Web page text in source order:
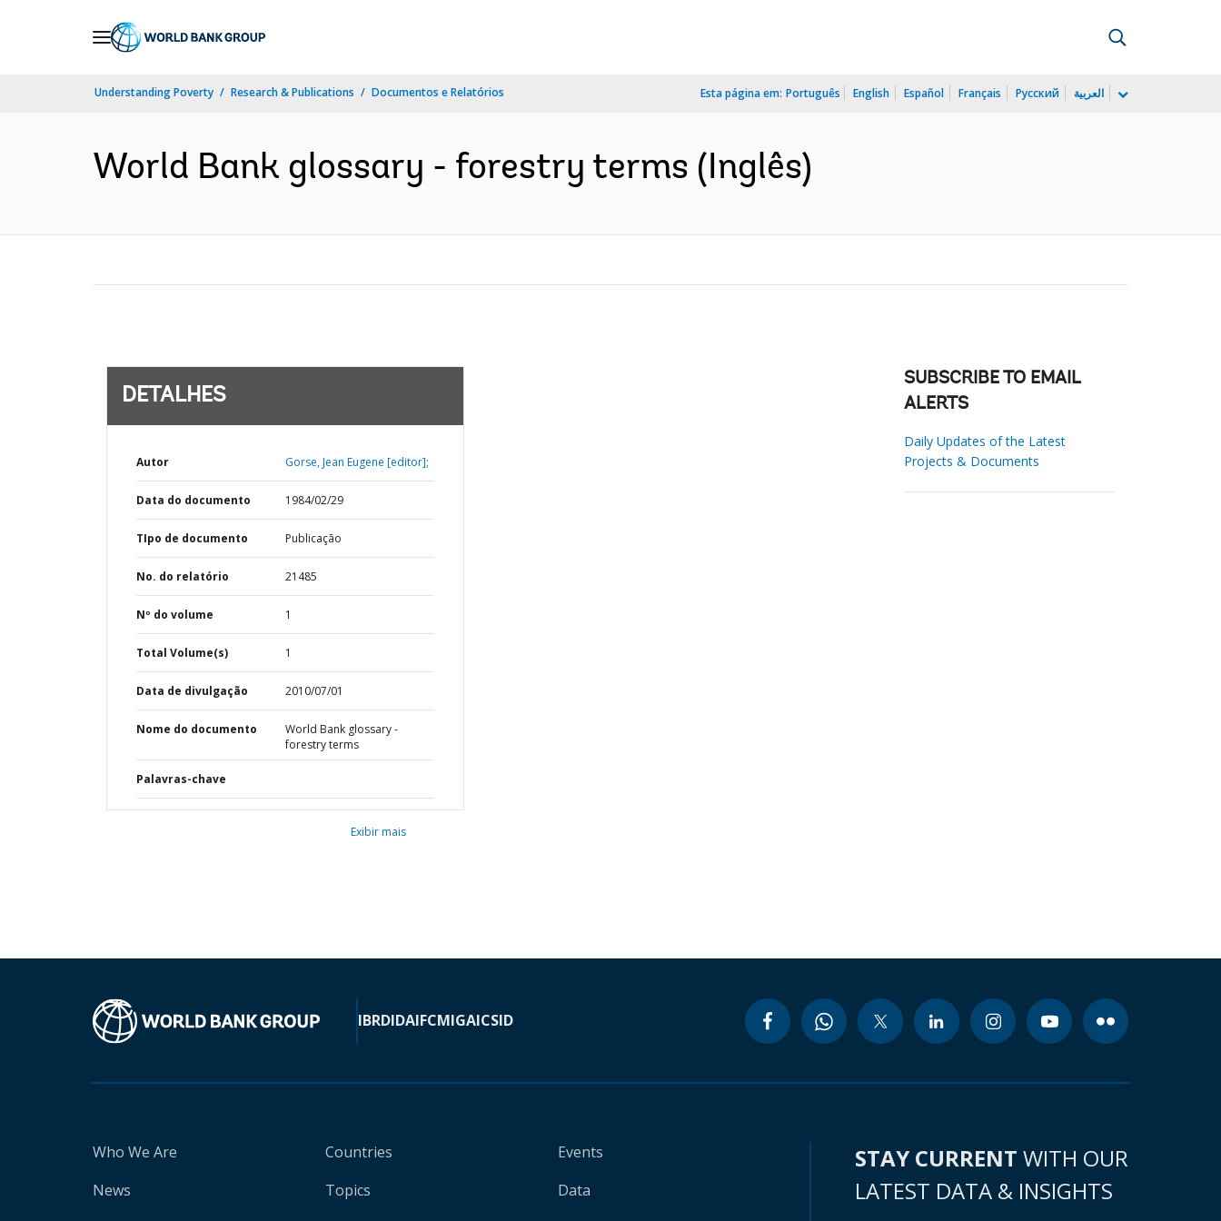
Understanding Poverty Research & Publications Documentos e Relatórios Esta página em: Português English Español Français Русский العربية
World Bank glossary - forestry terms (Inglês)
DETALHES
Autor Gorse, Jean Eugene [editor];
Data do documento 1984/02/29
TIpo de documento Publicação
No. do relatório 21485
Nº do volume 1
Total Volume(s) 1
Data de divulgação 2010/07/01
Nome do documento
World Bank glossary -
forestry terms
Palavras-chave
Exibir mais
SUBSCRIBE TO EMAIL
ALERTS
Daily Updates of the Latest
Projects & Documents
IBRDIDAIFCMIGAICSID
Who We Are
News
Countries
Topics
Events
Data
STAY CURRENT WITH OUR
LATEST DATA & INSIGHTS